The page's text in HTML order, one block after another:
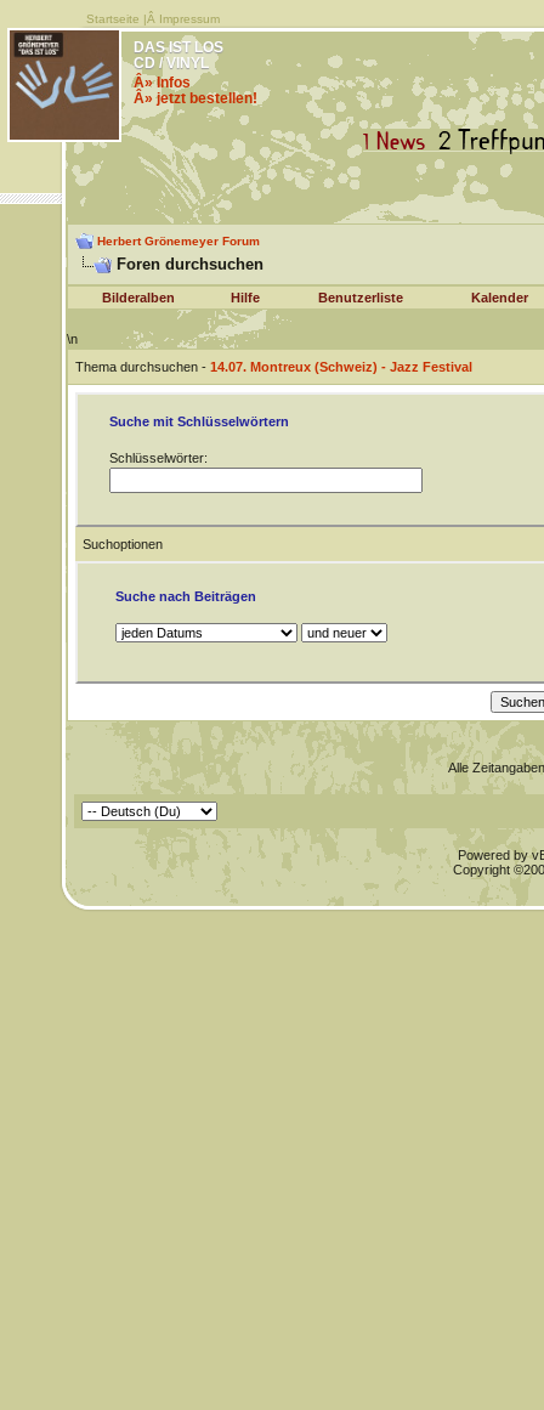
Startseite |Â Impressum
DAS IST LOS
CD / VINYL
Â» Infos
Â» jetzt bestellen!
Herbert Grönemeyer Forum
Foren durchsuchen
Bilderalben Hilfe Benutzerliste Kalender
\n
Thema durchsuchen - 14.07. Montreux (Schweiz) - Jazz Festival
Suche mit Schlüsselwörtern
Schlüsselwörter:
Suchoptionen
Suche nach Beiträgen
Alle
Powered by
Copyright